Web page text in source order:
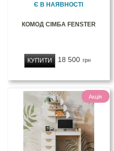
Є В НАЯВНОСТІ
КОМОД СІМБА FENSTER
18 500 грн
КУПИТИ
Акція